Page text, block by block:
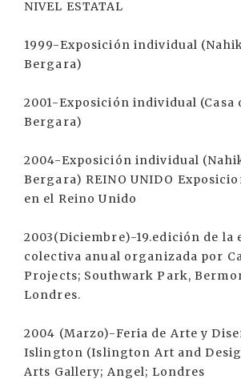
NIVEL ESTATAL
1999-Exposición individual
Bergara)
2001-Exposición individual (Casa
Bergara)
2004-Exposición individual
Bergara) REINO UNIDO
en el Reino Unido
2003(Diciembre)-19.edición de la
colectiva anual organizada por
Projects; Southwark Park,
Londres.
2004 (Marzo)-Feria de Arte y
Islington (Islington Art and
Arts Gallery; Angel; Londres